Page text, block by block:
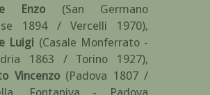
Enzo
(San Germano
1894 / Vercelli 1970),
Luigi (Casale Monferrato -
1863 / Torino 1927),
Vincenzo (Padova 1807 /
Fontaniva - Padova